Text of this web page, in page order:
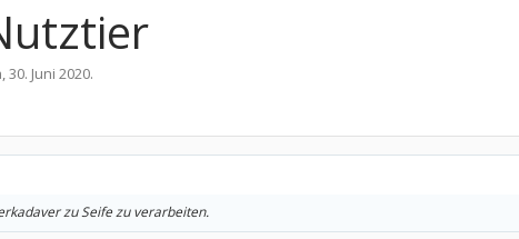
,30. Juni 2020.
zu Seife zu verarbeiten.